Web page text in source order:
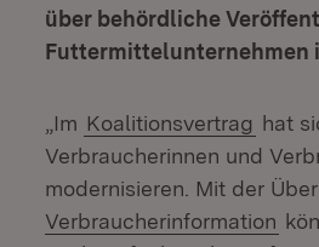
über behördliche
Futtermittelunternehmen
„Im Koalitionsvertrag hat
Verbraucherinnen und
modernisieren. Mit der
Verbraucherinformation